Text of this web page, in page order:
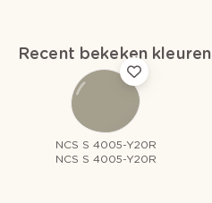
Recent bekeken kleuren
NCS S 4005-Y20R
NCS S 4005-Y20R